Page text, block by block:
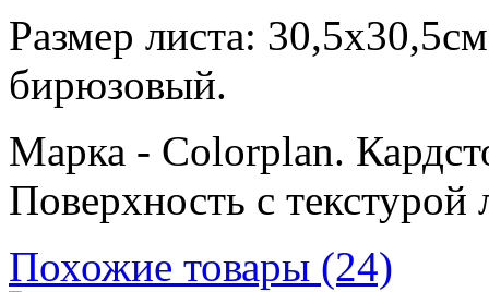
Размер листа:
бирюзовый.
Марка - Colorplan.
Поверхность с текстурой
Похожие товары (24)